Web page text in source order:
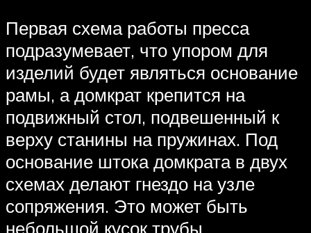
Первая схема работы пресса
подразумевает, что упором для
изделий будет являться основание
рамы, а домкрат крепится на
подвижный стол, подвешенный к
верху станины на пружинах. Под
основание штока домкрата в двух
схемах делают гнездо на узле
сопряжения. Это может быть
небольшой кусок трубы